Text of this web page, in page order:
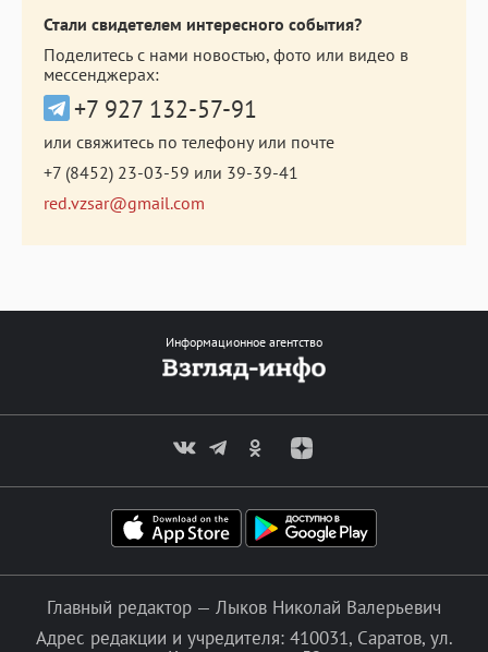
Стали свидетелем интересного события?
Поделитесь с нами новостью, фото или видео в
мессенджерах:
+7 927 132-57-91
или свяжитесь по телефону или почте
+7 (8452) 23-03-59 или 39-39-41
red.vzsar@gmail.com
Информационное агентство
Главный редактор — Лыков Николай Валерьевич
Адрес редакции и учредителя: 410031, Саратов, ул.